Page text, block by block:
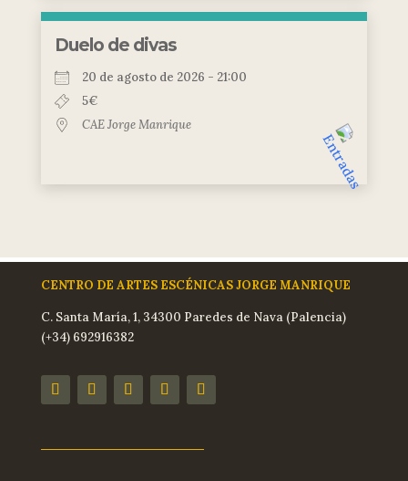
Duelo de divas
20 de agosto de 2026 - 21:00
5€
CAE Jorge Manrique
CENTRO DE ARTES ESCÉNICAS JORGE MANRIQUE
C. Santa María, 1, 34300 Paredes de Nava (Palencia)
(+34) 692916382